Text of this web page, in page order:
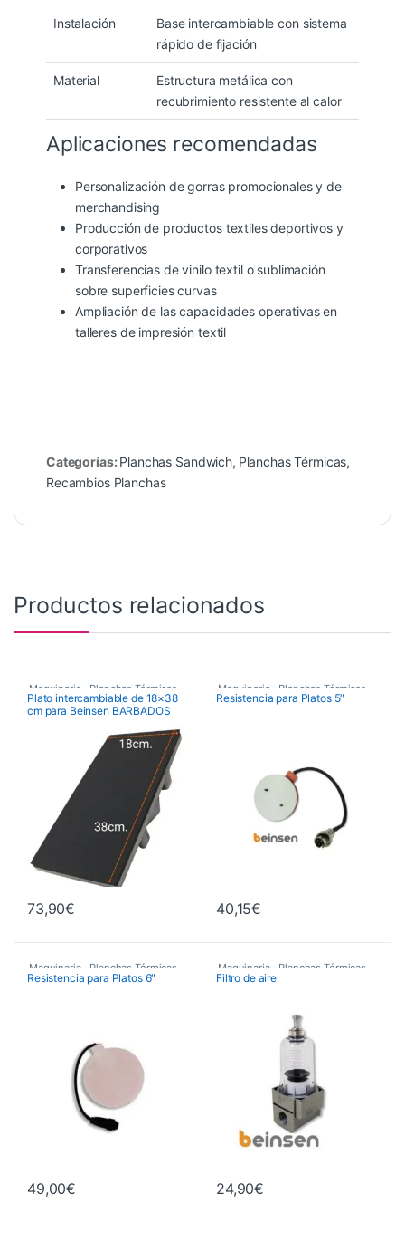
Instalación
Base intercambiable con sistema
rápido de fijación
Material
Estructura metálica con
recubrimiento resistente al calor
Aplicaciones recomendadas
Personalización de gorras promocionales y de
merchandising
Producción de productos textiles deportivos y
corporativos
Transferencias de vinilo textil o sublimación
sobre superficies curvas
Ampliación de las capacidades operativas en
talleres de impresión textil
Categorías: Planchas Sandwich, Planchas Térmicas,
Recambios Planchas
Productos relacionados
Maquinaria Planchas Térmicas
Recambios Planchas
Plato intercambiable de 18×38
cm para Beinsen BARBADOS
73,90€
Maquinaria Planchas Térmicas
Resistencia para Platos 5″
40,15€
Maquinaria Planchas Térmicas
Resistencia para Platos 6″
49,00€
Maquinaria Planchas Térmicas
Filtro de aire
24,90€